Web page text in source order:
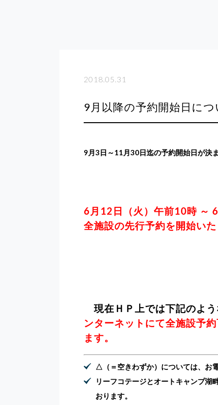
2018.05.31
9月以降の予約開始日に
9月3日～11月30日迄の予約開始日が決
6月12日（火）午前10時 ～
全施設の先行予約を開始い
現在ＨＰ上では下記のよ
ンターネットにて全施設予
ます。
△（＝空きわずか）については、お
リーフコテージとオートキャンプ湖
おります。